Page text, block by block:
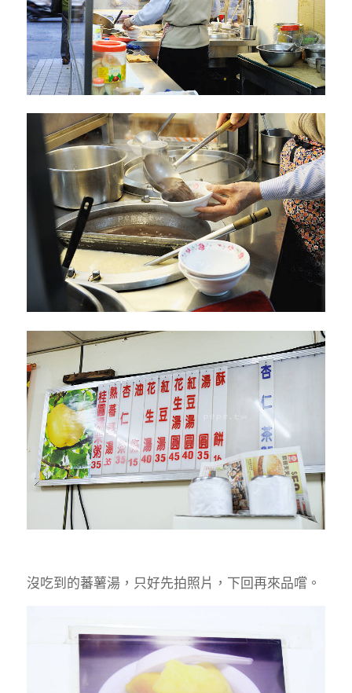
沒吃到的蕃薯湯，只好先拍照片，下回再來品嚐。